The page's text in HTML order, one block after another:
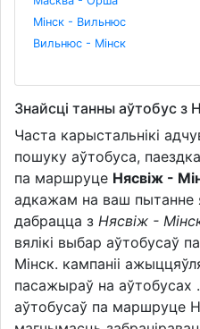
Мінск - Вильнюс
Вильнюс - Мінск
Знайсці танны аўтобус з
Часта карыстальнікі
пошуку аўтобуса,
па маршруце Нясвіж -
адкажам на ваш пытанне
дабрацца з Нясвіж -
вялікі выбар аўтобусаў
Мінск. кампаніі
пасажыраў на аўтобусах
аўтобусаў па маршруце